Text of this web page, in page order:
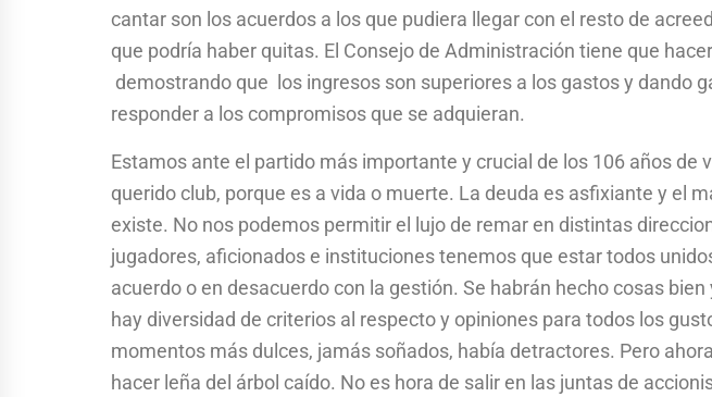
cantar son los acuerdos a los que pudiera llegar con el resto de
que podría haber quitas. El Consejo de Administración tiene que
demostrando que los ingresos son superiores a los gastos y dando
responder a los compromisos que se adquieran.
Estamos ante el partido más importante y crucial de los 106 años de
querido club, porque es a vida o muerte. La deuda es asfixiante y el
existe. No nos podemos permitir el lujo de remar en distintas
jugadores, aficionados e instituciones tenemos que estar todos
acuerdo o en desacuerdo con la gestión. Se habrán hecho cosas
hay diversidad de criterios al respecto y opiniones para todos los
momentos más dulces, jamás soñados, había detractores. Pero
hacer leña del árbol caído. No es hora de salir en las juntas de